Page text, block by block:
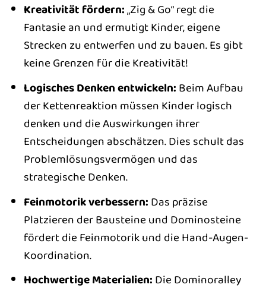
Kreativität fördern:„Zig & Go“ regt die
Fantasie an und ermutigt Kinder, eigene
Strecken zu entwerfen und zu bauen. Es gibt
keine Grenzen für die Kreativität!
Logisches Denken entwickeln: Beim Aufbau
der Kettenreaktion müssen Kinder logisch
denken und die Auswirkungen ihrer
Entscheidungen abschätzen. Dies schult das
Problemlösungsvermögen und das
strategische Denken.
Feinmotorik verbessern: Das präzise
Platzieren der Bausteine und Dominosteine
fördert die Feinmotorik und die Hand-Augen-
Koordination.
Hochwertige Materialien: Die Dominoralley